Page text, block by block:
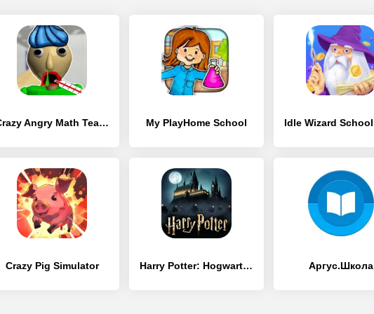
Crazy Angry Math Teacher Is Sickhard My PlayHome School
Crazy Pig Simulator Harry Potter: Hogwarts Mystery Аргус.Школа